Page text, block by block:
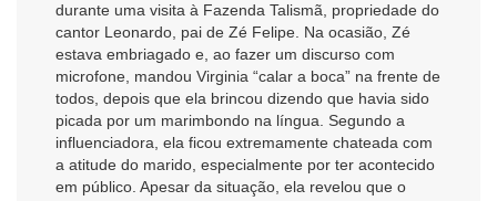
durante uma visita à Fazenda Talismã, propriedade do
cantor Leonardo, pai de Zé Felipe. Na ocasião, Zé
estava embriagado e, ao fazer um discurso com
microfone, mandou Virginia “calar a boca” na frente de
todos, depois que ela brincou dizendo que havia sido
picada por um marimbondo na língua. Segundo a
influenciadora, ela ficou extremamente chateada com
a atitude do marido, especialmente por ter acontecido
em público. Apesar da situação, ela revelou que o